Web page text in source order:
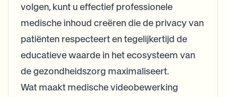
volgen, kunt u effectief professionele
medische inhoud creëren die de privacy van
patiënten respecteert en tegelijkertijd de
educatieve waarde in het ecosysteem van
de gezondheidszorg maximaliseert.
Wat maakt medische videobewerking